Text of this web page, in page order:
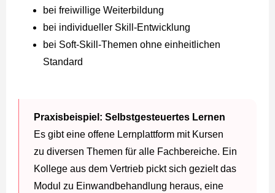
bei freiwillige Weiterbildung
bei individueller Skill-Entwicklung
bei Soft-Skill-Themen ohne einheitlichen
Standard
Praxisbeispiel: Selbstgesteuertes Lernen
Es gibt eine offene Lernplattform mit Kursen
zu diversen Themen für alle Fachbereiche. Ein
Kollege aus dem Vertrieb pickt sich gezielt das
Modul zu Einwandbehandlung heraus, eine